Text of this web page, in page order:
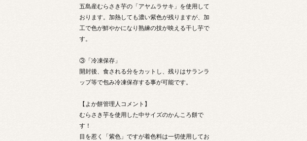
五島産むらさき芋の「アヤムラサキ」を使用して
おります。加熱しても濃い紫色が残りますが、加
工で色が鮮やかになり熟練の技が映える干し芋で
す。
③「冷凍保存」
開封後、食される分をカットし、残りはサランラ
ップ等で包み冷凍保存する事が可能です。
【よか餅管理人コメント】
むらさき芋を使用した中サイズのかんころ餅で
す！
目を惹く「紫色」ですが着色料は一切使用してお